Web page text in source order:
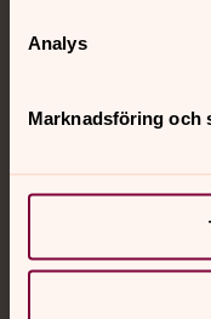
Analys
Marknadsföring och
Digitalt brev
Svenska kyrkan